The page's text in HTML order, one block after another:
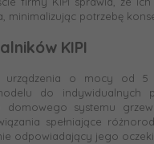
minimalizując potrzebę
KIPI
urządzenia o mocy od
do indywidualnych
domowego systemu
spełniające
odpowiadający jego